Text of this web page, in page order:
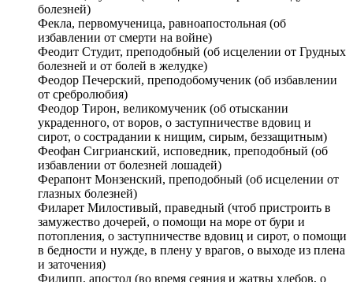
болезней)
Фекла, первомученица, равноапостольная (об
избавлении от смерти на войне)
Феодит Студит, преподобный (об исцелении от Грудных
болезней и от болей в желудке)
Феодор Печерский, преподобомученик (об избавлении
от сребролюбия)
Феодор Тирон, великомученик (об отыскании
украденного, от воров, о заступничестве вдовиц и
сирот, о сострадании к нищим, сирым, беззащитным)
Феофан Сигрианский, исповедник, преподобный (об
избавлении от болезней лошадей)
Ферапонт Монзенский, преподобный (об исцелении от
глазных болезней)
Филарет Милостивый, праведный (чтоб пристроить в
замужество дочерей, о помощи на море от бури и
потопления, о заступничестве вдовиц и сирот, о помощи
в бедности и нужде, в плену у врагов, о выходе из плена
и заточения)
Филипп, апостол (во время сеяния и жатвы хлебов, о